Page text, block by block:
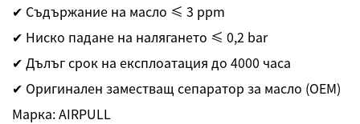
✔ Съдържание на масло ≤ 3 ppm
✔ Ниско падане на налягането ≤ 0,2 bar
✔ Дълъг срок на експлоатация до 4000 часа
✔ Оригинален заместващ сепаратор за масло (OEM)
Марка: AIRPULL